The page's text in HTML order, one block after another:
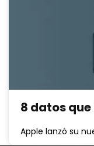
8 datos
Apple lanzó su